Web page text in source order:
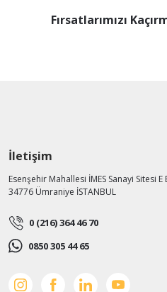
Fırsatlarımızı
İletişim
Esenşehir Mahallesi İMES Sanayi Sitesi
34776 Ümraniye İSTANBUL
0 (216) 364 46 70
0850 305 44 65